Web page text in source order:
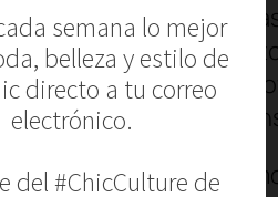
Donna” at the
that for their
woman. Shades
and delicate
while the